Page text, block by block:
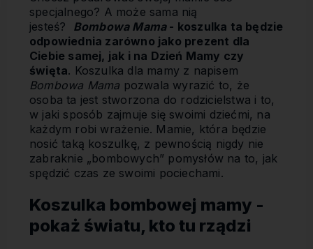
specjalnego? A może sama nią
jesteś? Bombowa Mama- koszulka ta będzie
odpowiednia zarówno jako prezent dla
Ciebie samej, jak i na Dzień Mamy czy
święta. Koszulka dla mamy z napisem
Bombowa Mama pozwala wyrazić to, że
osoba ta jest stworzona do rodzicielstwa i to,
w jaki sposób zajmuje się swoimi dziećmi, na
każdym robi wrażenie. Mamie, która będzie
nosić taką koszulkę, z pewnością nigdy nie
zabraknie „bombowych” pomysłów na to, jak
spędzić czas ze swoimi pociechami.
Koszulka bombowej mamy -
pokaż światu, kto tu rządzi